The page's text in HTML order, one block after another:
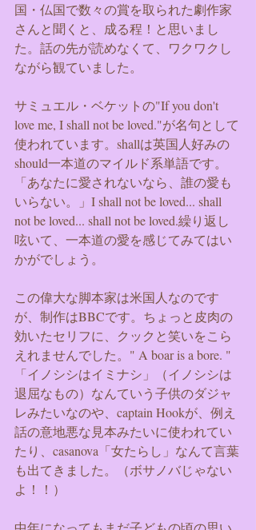
国・仏国で数々の賞を取られた劇作家
さんと聞くと、成る程！と思いまし
た。話の先が読めなくて、ワクワクし
ながら観ていました。
サミュエル・ベケットの"If you don't
love me, I shall not be loved."が名句として
使われています。shallは英国人好みの
should一本道のマイルド系単語です。
「あなたに愛されないなら、誰の愛も
いらない。」I shall not be loved... shall
not be loved... shall not be loved.繰り返し
呟いて、一本道の愛を感じてみてはい
かがでしょう。
この偉大な脚本家は米国人なのです
が、制作はBBCです。ちょっと皮肉の
効いたセリフに、クックと笑いをこら
えれませんでした。" A boar is a bore. "
「イノシシはイミナシ」（イノシシは
退屈なもの）なんていう子供のダジャ
レみたいなのや、captain Hookが、例え
話の意地悪な見本みたいに使われてい
たり、casanova「女たらし」なんて言葉
も出てきました。（ボサノバじゃない
よ！！）